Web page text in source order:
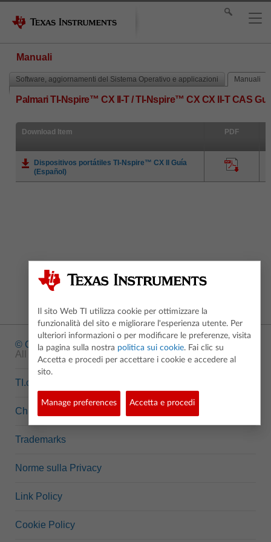
Manuali
Software, aggiornamenti del Sistema Operativo e applicazioni Manuali
Palmari TI-Nspire™ CX II-T / TI-Nspire™ CX CX II-T CAS
Download Item PDF
Dispositivos portátiles TI-Nspire™ CX II Guía
(Español)
© Copyright1995-2026 Texas Instruments Incorporated.
All rights reserved.
TI.com
Chi siamo
Trademarks
Norme sulla Privacy
Link Policy
Cookie Policy
Il sito Web TI utilizza cookie per ottimizzare la
funzionalità del sito e migliorare l'esperienza utente. Per
ulteriori informazioni o per modificare le preferenze, visita
la pagina sulla nostra politica sui cookie. Fai clic su
Accetta e procedi per accettare i cookie e accedere al
sito.
Manage preferences Accetta e procedi